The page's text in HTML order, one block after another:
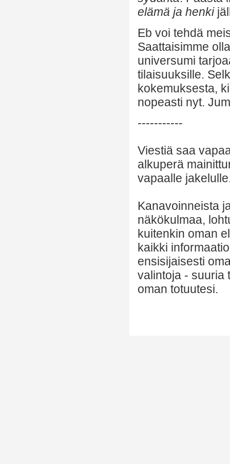
elämä ja henki
Eb voi tehdä
Saattaisimme
universumi
tilaisuuksille.
kokemuksesta,
nopeasti nyt.
-----------
Viestiä saa
alkuperä
vapaalle
Kanavoinneista
näkökulmaa,
kuitenkin oman
kaikki
ensisijaisesti
valintoja - suuria
oman totuutesi.